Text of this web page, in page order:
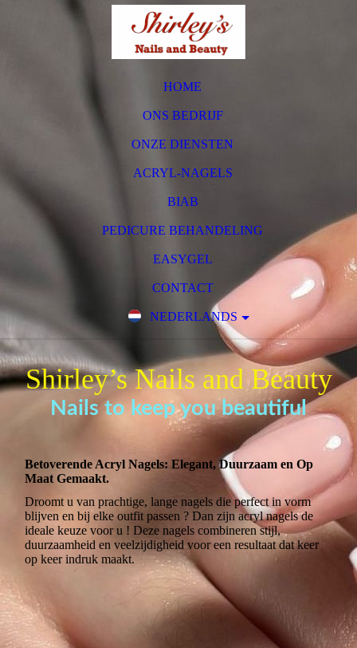
HOME
ONS BEDRIJF
ONZE DIENSTEN
ACRYL-NAGELS
BIAB
PEDICURE BEHANDELING
EASYGEL
CONTACT
NEDERLANDS
Shirley’s Nails and Beauty
Nails to keep you beautiful
Betoverende Acryl Nagels: Elegant, Duurzaam en Op
Maat Gemaakt.
Droomt u van prachtige, lange nagels die perfect in vorm
blijven en bij elke outfit passen ? Dan zijn acryl nagels de
ideale keuze voor u ! Deze nagels combineren stijl,
duurzaamheid en veelzijdigheid voor een resultaat dat keer
op keer indruk maakt.